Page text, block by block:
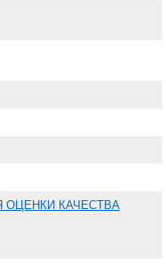
КАЧЕСТВА